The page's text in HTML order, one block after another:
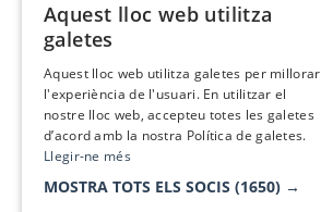
Aquest lloc web utilitza
galetes
Aquest lloc web utilitza galetes per millorar
l'experiència de l'usuari. En utilitzar el
nostre lloc web, accepteu totes les galetes
d’acord amb la nostra Política de galetes.
Llegir-ne més
MOSTRA TOTS ELS SOCIS (1650) →